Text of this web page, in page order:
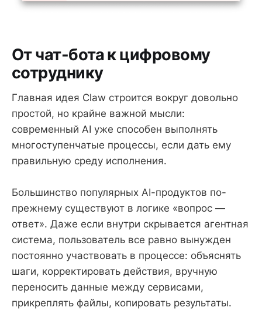
От чат-бота к цифровому
сотруднику
Главная идея Claw строится вокруг довольно
простой, но крайне важной мысли:
современный AI уже способен выполнять
многоступенчатые процессы, если дать ему
правильную среду исполнения.
Большинство популярных AI-продуктов по-
прежнему существуют в логике «вопрос —
ответ». Даже если внутри скрывается агентная
система, пользователь все равно вынужден
постоянно участвовать в процессе: объяснять
шаги, корректировать действия, вручную
переносить данные между сервисами,
прикреплять файлы, копировать результаты.